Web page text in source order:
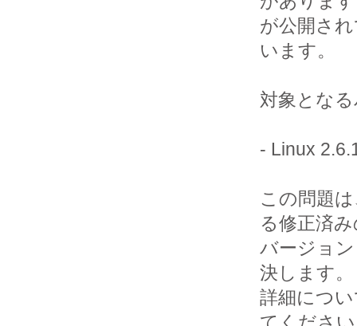
が公開さ
います。
対象とな
- Linux
この問題
る修正済
バージョ
決します。
詳細につ